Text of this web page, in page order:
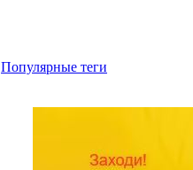
Популярные теги